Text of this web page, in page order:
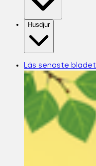
Husdjur
Läs senaste bladet